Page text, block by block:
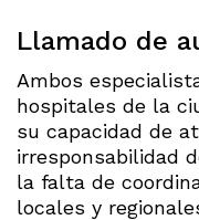
Llamado de
Ambos
hospitales de la
su capacidad de
irresponsabilidad
la falta de
locales y